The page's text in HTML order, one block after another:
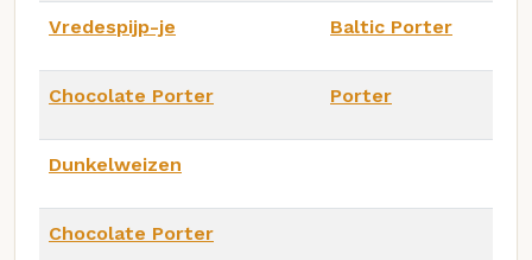
Vredespijp-je Baltic Porter
Chocolate Porter Porter
Dunkelweizen
Chocolate Porter